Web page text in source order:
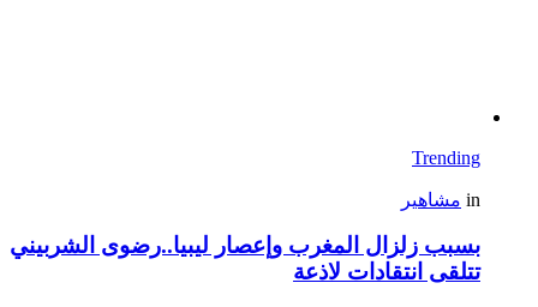
Trending
in مشاهير
بسبب زلزال المغرب وإعصار ليبيا..رضوى الشربيني
تتلقى انتقادات لاذعة